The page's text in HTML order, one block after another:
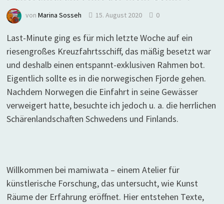
von Marina Sosseh 15. August 2020 0
Last-Minute ging es für mich letzte Woche auf ein
riesengroßes Kreuzfahrtsschiff, das mäßig besetzt war
und deshalb einen entspannt-exklusiven Rahmen bot.
Eigentlich sollte es in die norwegischen Fjorde gehen.
Nachdem Norwegen die Einfahrt in seine Gewässer
verweigert hatte, besuchte ich jedoch u. a. die herrlichen
Schärenlandschaften Schwedens und Finlands.
Willkommen bei mamiwata – einem Atelier für
künstlerische Forschung, das untersucht, wie Kunst
Räume der Erfahrung eröffnet. Hier entstehen Texte,